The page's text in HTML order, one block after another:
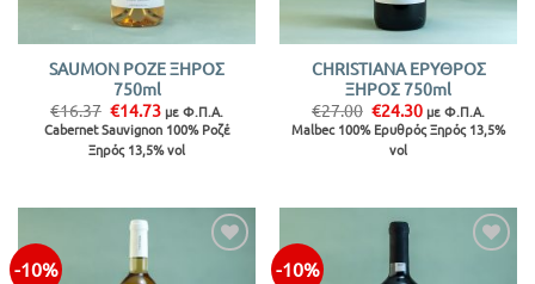
SAUMON ΡΟΖΕ ΞΗΡΟΣ
750ml
€16.37 Original
price
was:
€16.37.
€14.73Η
τρέχουσα
τιμή
είναι:
με Φ.Π.Α.
Cabernet Sauvignon 100% Ροζέ
Ξηρός 13,5% vol
CHRISTIANA ΕΡΥΘΡΟΣ
ΞΗΡΟΣ 750ml
€27.00 Original
price
was:
€27.00.
€24.30Η
τρέχουσα
τιμή
με Φ.Π.Α.
Malbec 100% Ερυθρός Ξηρός 13,5%
vol
-10% -10%